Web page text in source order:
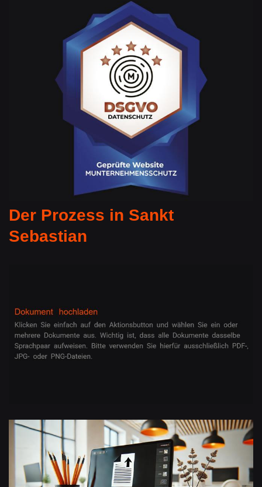
Der Prozess in Sankt
Sebastian